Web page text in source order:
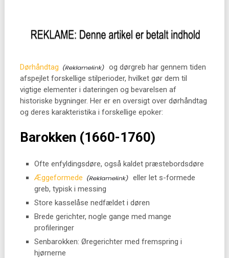
Dørhåndtag
og dørgreb har gennem tiden
afspejlet forskellige stilperioder, hvilket gør dem til
vigtige elementer i dateringen og bevarelsen af
historiske bygninger. Her er en oversigt over dørhåndtag
og deres karakteristika i forskellige epoker:
Barokken (1660-1760)
Ofte enfyldingsdøre, også kaldet præstebordsdøre
Æggeformede
eller let s-formede
greb, typisk i messing
Store kasselåse nedfældet i døren
Brede gerichter, nogle gange med mange
profileringer
Senbarokken: Øregerichter med fremspring i
hjørnerne